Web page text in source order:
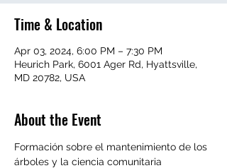
Time & Location
Apr 03, 2024, 6:00 PM – 7:30 PM
Heurich Park, 6001 Ager Rd, Hyattsville,
MD 20782, USA
About the Event
Formación sobre el mantenimiento de los
árboles y la ciencia comunitaria